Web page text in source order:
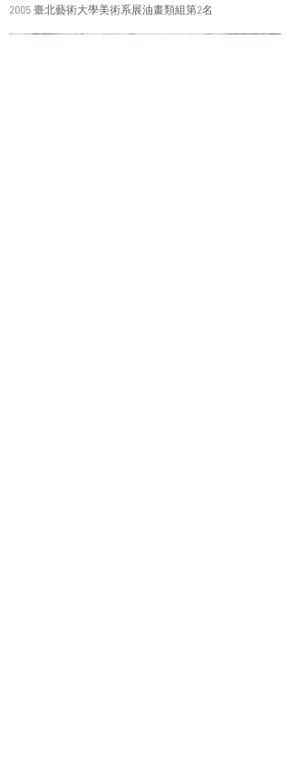
2005 臺北藝術大學美術系展油畫類組第2名